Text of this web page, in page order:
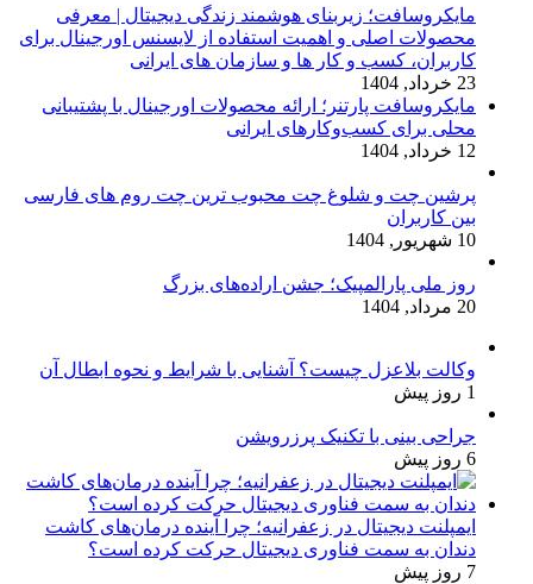
مایکروسافت؛ زیربنای هوشمند زندگی دیجیتال | معرفی
محصولات اصلی و اهمیت استفاده از لایسنس اورجینال برای
کاربران، کسب و کار ها و سازمان های ایرانی
23 خرداد, 1404
مایکروسافت پارتنر؛ ارائه محصولات اورجینال با پشتیبانی
محلی برای کسب‌وکارهای ایرانی
12 خرداد, 1404
پرشین چت و شلوغ چت محبوب ترین چت روم های فارسی
بین کاربران
10 شهریور, 1404
روز ملی پارالمپیک؛ جشن اراده‌های بزرگ
20 مرداد, 1404
وکالت بلاعزل چیست؟ آشنایی با شرایط و نحوه ابطال آن
1 روز پیش
جراحی بینی با تکنیک پرزرویشن
6 روز پیش
ایمپلنت دیجیتال در زعفرانیه؛ چرا آینده درمان‌های کاشت
دندان به سمت فناوری دیجیتال حرکت کرده است؟
7 روز پیش